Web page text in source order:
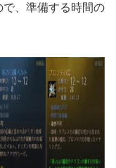
、準備する時間の